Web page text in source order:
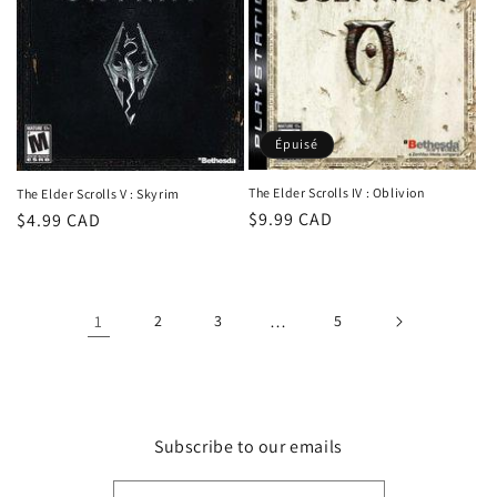
The Elder Scrolls V : Skyrim
Prix
$4.99 CAD
Épuisé
The Elder Scrolls IV : Oblivion
Prix
$9.99 CAD
1 2 3 … 5
Subscribe to our emails